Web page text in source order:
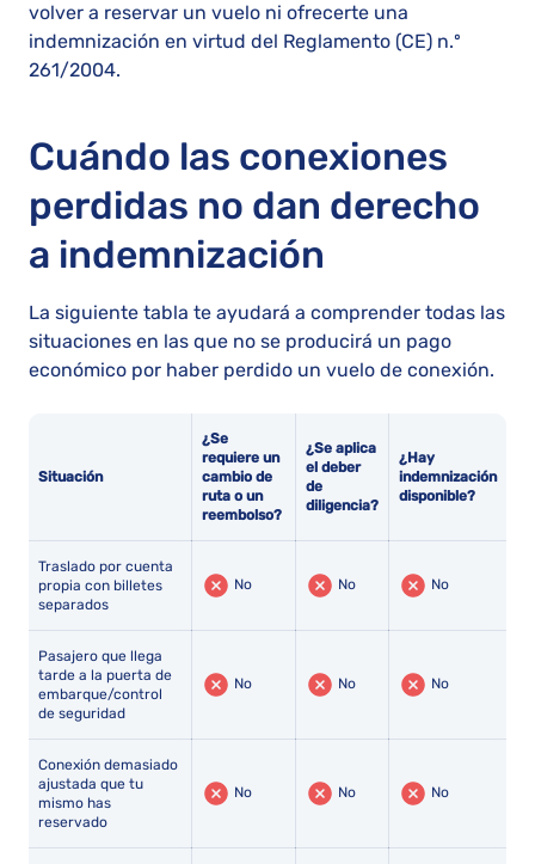
volver a reservar un vuelo ni ofrecerte una
indemnización en virtud del Reglamento (CE) n.º
261/2004.
Cuándo las conexiones
perdidas no dan derecho
a indemnización
La siguiente tabla te ayudará a comprender todas las
situaciones en las que no se producirá un pago
económico por haber perdido un vuelo de conexión.
Situación
¿Se
requiere un
cambio de
ruta o un
reembolso?
¿Se aplica
el deber
de
diligencia?
¿Hay
indemnización
disponible?
Traslado por cuenta
propia con billetes
separados
No No No
Pasajero que llega
tarde a la puerta de
embarque/control
de seguridad
No No No
Conexión demasiado
ajustada que tu
mismo has
reservado
No No No